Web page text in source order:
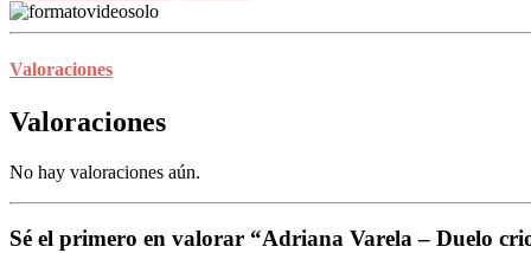
Valoraciones
Valoraciones
No hay valoraciones aún.
Sé el primero en valorar “Adriana Varela – Duelo